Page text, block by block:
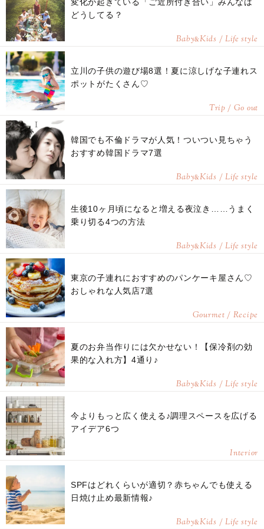
どうしてる？
Baby&Kids / Life style
立川の子供の遊び場8選！夏に涼しげな子連れス
ポットがたくさん♡
Trip / Go out
韓国でも不倫ドラマが人気！ついつい見ちゃう
おすすめ韓国ドラマ7選
Baby&Kids / Life style
生後10ヶ月頃になると増える夜泣き……うまく
乗り切る4つの方法
Baby&Kids / Life style
東京の子連れにおすすめのパンケーキ屋さん♡
おしゃれな人気店7選
Gourmet / Recipe
夏のお弁当作りには欠かせない！【保冷剤の効
果的な入れ方】4通り♪
Baby&Kids / Life style
今よりもっと広く使える♪調理スペースを広げる
アイデア6つ
Interior
SPFはどれくらいが適切？赤ちゃんでも使える
日焼け止め最新情報♪
Baby&Kids / Life style